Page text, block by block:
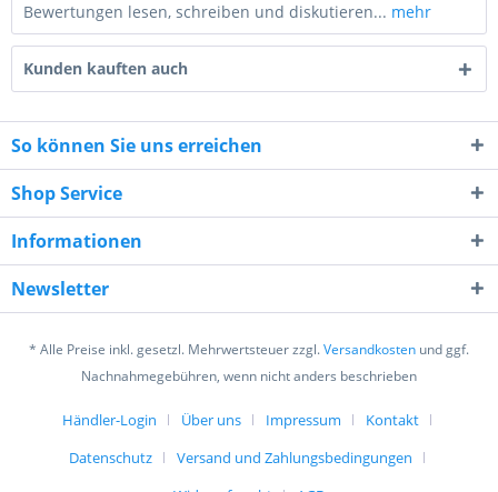
6 * 6 = ?
Ich habe die Datenschutzerklärung
verstanden und stimme zu. *
Mit * gekennzeichnete Felder sind Pflichtfelder.
Senden
Bewertungen lesen, schreiben und diskutieren... mehr
Kunden kauften auch
So können Sie uns erreichen
Shop Service
Informationen
Newsletter
* Alle Preise inkl. gesetzl. Mehrwertsteuer zzgl.Versandkosten und ggf.
Nachnahmegebühren, wenn nicht anders beschrieben
Händler-Login Über uns Impressum
Kontakt
Datenschutz
Versand und Zahlungsbedingungen